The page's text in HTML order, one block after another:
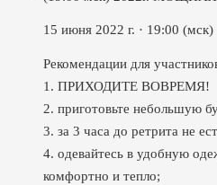
15 июня 2022 г. · 19:00 (мск)
Рекомендации для
1. ПРИХОДИТЕ ВОВРЕМЯ!
2. приготовьте небольшую
3. за 3 часа до ретрита не
4. одевайтесь в удобную
комфортно и тепло;